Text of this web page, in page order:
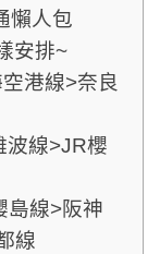
懶人包
安排~
港線>奈良
波線>JR櫻
島線>阪神
線